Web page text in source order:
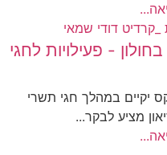
- פעילויות לחגי
יקיים במהלך חגי תשרי
מציע לבקר...